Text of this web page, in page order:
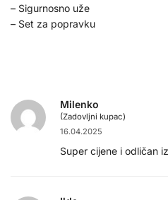
– Sigurnosno uže
– Set za popravku
Milenko
(Zadovljni kupac)
16.04.2025
Super cijene i odličan